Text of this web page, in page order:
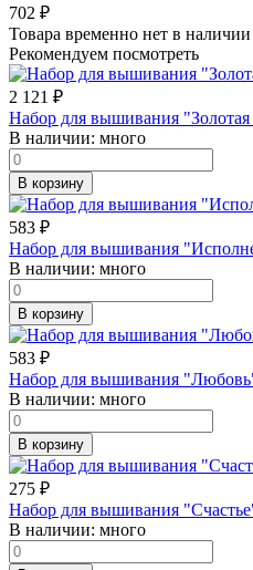
702 ₽
Товара временно нет в наличии
Рекомендуем посмотреть
2 121 ₽
Набор для вышивания
В наличии: много
В корзину
583 ₽
Набор для вышивания
В наличии: много
В корзину
583 ₽
Набор для вышивания
В наличии: много
В корзину
275 ₽
Набор для вышивания
В наличии: много